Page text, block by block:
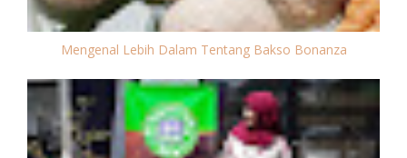
Mengenal Lebih Dalam Tentang Bakso Bonanza